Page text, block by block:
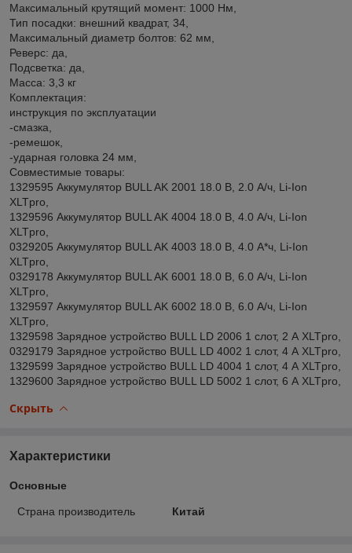
Максимальный крутящий момент: 1000 Нм,
Тип посадки: внешний квадрат, 34,
Максимальный диаметр болтов: 62 мм,
Реверс: да,
Подсветка: да,
Масса: 3,3 кг
Комплектация:
инструкция по эксплуатации
-смазка,
-ремешок,
-ударная головка 24 мм,
Совместимые товары:
1329595 Аккумулятор BULL AK 2001 18.0 В, 2.0 А/ч, Li-Ion
XLTpro,
1329596 Аккумулятор BULL AK 4004 18.0 В, 4.0 А/ч, Li-Ion
XLTpro,
0329205 Аккумулятор BULL AK 4003 18.0 В, 4.0 А*ч, Li-Ion
XLTpro,
0329178 Аккумулятор BULL AK 6001 18.0 В, 6.0 А/ч, Li-Ion
XLTpro,
1329597 Аккумулятор BULL AK 6002 18.0 В, 6.0 А/ч, Li-Ion
XLTpro,
1329598 Зарядное устройство BULL LD 2006 1 слот, 2 А XLTpro,
0329179 Зарядное устройство BULL LD 4002 1 слот, 4 А XLTpro,
1329599 Зарядное устройство BULL LD 4004 1 слот, 4 А XLTpro,
1329600 Зарядное устройство BULL LD 5002 1 слот, 6 А XLTpro,
Скрыть
Характеристики
Основные
Страна производитель Китай